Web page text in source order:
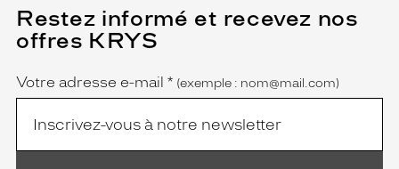
Restez informé et recevez nos
offres KRYS
Name
Votre adresse e-mail *
(Ce
champ
est
obligatoire)
(exemple : nom@mail.com)